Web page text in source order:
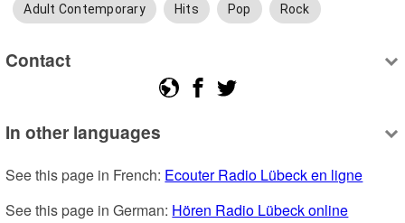
Adult Contemporary Hits Pop Rock
Contact
In other languages
See this page in French: Ecouter Radio Lübeck en ligne
See this page in German: Hören Radio Lübeck online